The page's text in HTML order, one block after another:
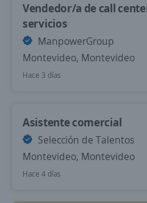
Vendedor/a de call
servicios
ManpowerGroup
Montevideo, Montevideo
Hace 3 días
Asistente comercial
Selección de Talentos
Montevideo, Montevideo
Hace 4 días